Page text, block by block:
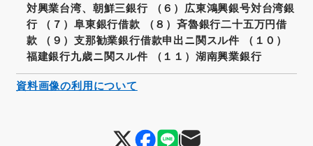
対興業台湾、朝鮮三銀行 （６）広東鴻興銀号対台湾銀
行 （７）阜東銀行借款 （８）斉魯銀行二十五万円借
款 （９）支那勧業銀行借款申出ニ関スル件 （１０）
福建銀行九歳ニ関スル件 （１１）湖南興業銀行
資料画像の利用について